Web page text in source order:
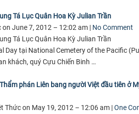
Tá Lục Quân Hoa Kỳ Julian Trần
June 7, 2012 – 12:02 am | No Comment
Tá Lục Quân Hoa Kỳ Julian Trần
Day tại National Cemetery of the Pacific
khách, quý Cựu Chiến Binh …
phán Liên bang người Việt đầu tiên ở
Thức on May 19, 2012 – 12:06 am |One